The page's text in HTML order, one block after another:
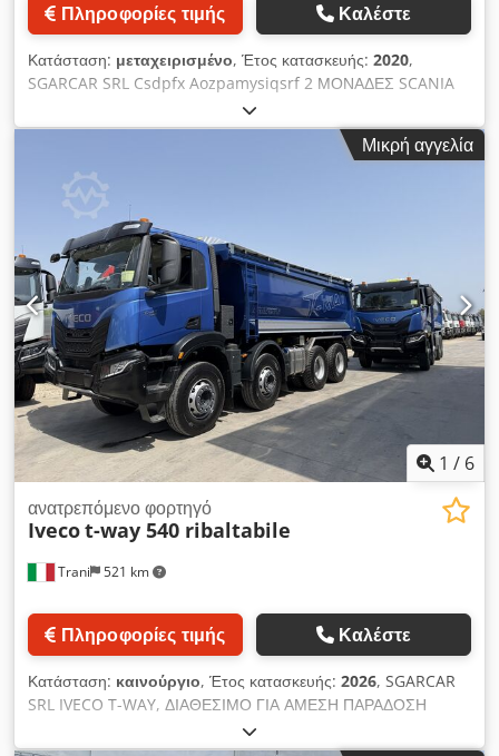
Πληροφορίες τιμής Καλέστε
Κατάσταση: μεταχειρισμένο, Έτος κατασκευής: 2020,
SGARCAR SRL Csdpfx Aozpamysiqsrf 2 ΜΟΝΑΔΕΣ SCANIA
G500, ΦΟΡΤΗΓΑ ΓΙΑ ΟΔΙΚΕΣ ΜΕΤΑΦΟΡΕΣ, 4X2
ΔΕΞΑΜΕΝΕΣ MENCI ΜΕ ΥΔΡΑΥΛΙΚΗ ΠΛΑΤΦΟΡΜΑ ΈΤΟΣ
ΚΑΤΑΣΚΕΥΗΣ 2020 – ΑΥΤΟΜΑΤΟ ΚΙΒΩΤΙΟ ΤΑΧΥΤΗΤΩΝ/
ΕΠΙΒΡΑΔΥΤΗΡΑΣ
Μικρή αγγελία
1 / 6
Trani 521 km
ανατρεπόμενο φορτηγό
Ivecot-way 540 ribaltabile
Πληροφορίες τιμής Καλέστε
Κατάσταση: καινούργιο, Έτος κατασκευής: 2026, SGARCAR
SRL IVECO T-WAY, ΔΙΑΘΕΣΙΜΟ ΓΙΑ ΑΜΕΣΗ ΠΑΡΑΔΟΣΗ
Credpfxeznm U Us Aiqef ΓΙΑ ΠΕΡΙΣΣΟΤΕΡΕΣ
ΠΛΗΡΟΦΟΡΙΕΣ, ΕΠΙΚΟΙΝΩΝΗΣΤΕ ΜΕ ΤΟ 3803672922